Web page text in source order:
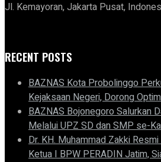
Jl. Kemayoran, Jakarta Pusat,
RECENT POSTS
BAZNAS Kota Probolinggo
Kejaksaan Negeri, Dorong
BAZNAS Bojonegoro Salurkan
Melalui UPZ SD dan SMP se-
Dr. KH. Muhammad Zakki
Ketua I BPW PERADIN Jatim,